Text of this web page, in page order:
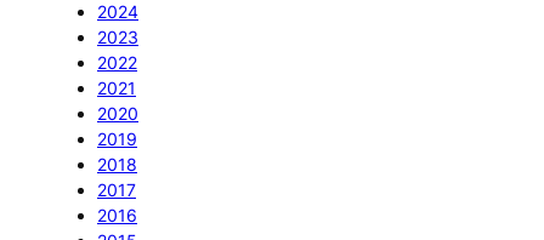
2024
2023
2022
2021
2020
2019
2018
2017
2016